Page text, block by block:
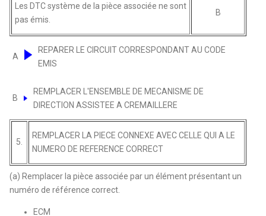
Les DTC système de la pièce associée ne sont
pas émis.
B
A
REPARER LE CIRCUIT CORRESPONDANT AU CODE
EMIS
B
REMPLACER L'ENSEMBLE DE MECANISME DE
DIRECTION ASSISTEE A CREMAILLERE
5.
REMPLACER LA PIECE CONNEXE AVEC CELLE QUI A LE
NUMERO DE REFERENCE CORRECT
(a) Remplacer la pièce associée par un élément présentant un
numéro de référence correct.
ECM